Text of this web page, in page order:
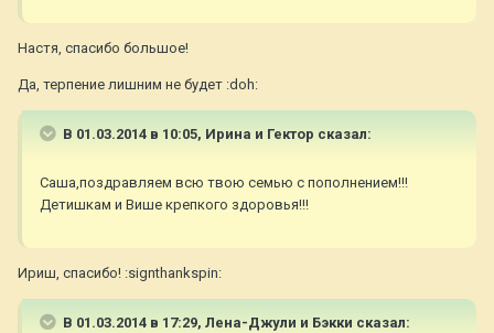
Настя, спасибо большое!
Да, терпение лишним не будет :doh:
В 01.03.2014 в 10:05, Ирина и Гектор сказал:
Саша,поздравляем всю твою семью с пополнением!!!
Детишкам и Више крепкого здоровья!!!
Ириш, спасибо! :signthankspin:
В 01.03.2014 в 17:29, Лена-Джули и Бэкки сказал: